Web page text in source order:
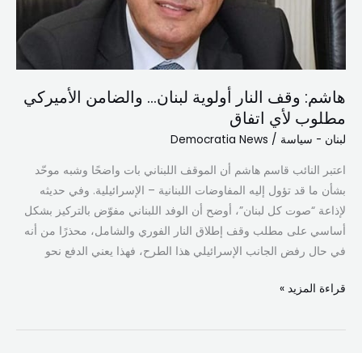
هاشم: وقف النار أولوية لبنان… والضامن الأميركي
مطلوب لأي اتفاق
لبنان - سياسة /
Democratia News
اعتبر النائب قاسم هاشم أن الموقف اللبناني بات واضحًا وشبه موحّد
بشأن ما قد تؤول إليه المفاوضات اللبنانية – الإسرائيلية. وفي حديثه
لإذاعة “صوت كل لبنان”، أوضح أن الوفد اللبناني مفوّض بالتركيز بشكل
أساسي على مطلب وقف إطلاق النار الفوري والشامل، محذرًا من أنه
في حال رفض الجانب الإسرائيلي هذا الطرح، فهذا يعني الدفع نحو
الأميركي
مطلوب
لأي
قراءة المزيد »